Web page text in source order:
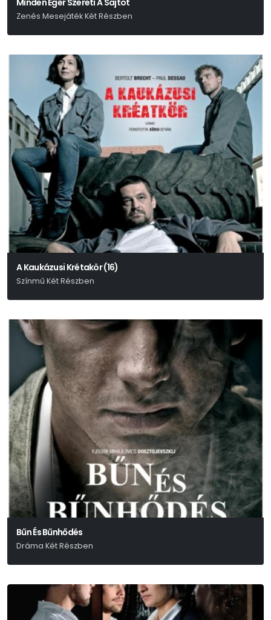
Zenés Mesejáték Két Részben
A Kaukázusi Krétakör (16)
Színmű Két Részben
Bűn És Bűnhődés
Dráma Két Részben